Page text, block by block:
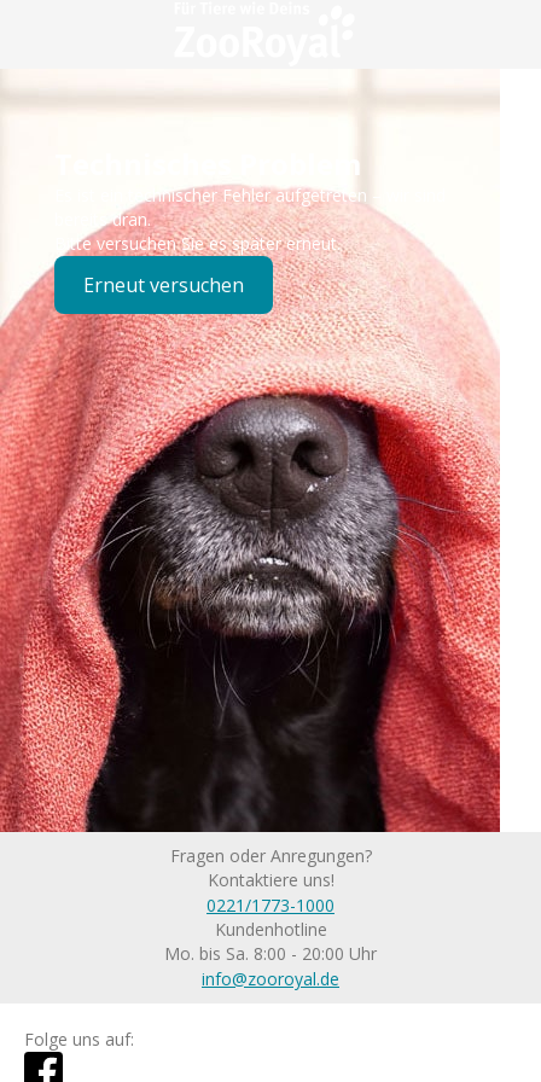
Technisches Problem
Es ist ein technischer Fehler aufgetreten – wir sind
bereits dran.
Bitte versuchen Sie es später erneut.
Erneut versuchen
Fragen oder Anregungen?
Kontaktiere uns!
0221/1773-1000
Kundenhotline
Mo. bis Sa. 8:00 - 20:00 Uhr
info@zooroyal.de
Folge uns auf: